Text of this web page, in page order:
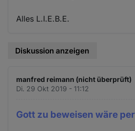
Alles L.I.E.B.E.
Diskussion anzeigen
manfred reimann (nicht überprüft)
Di. 29 Okt 2019 - 11:12
Gott zu beweisen wäre per